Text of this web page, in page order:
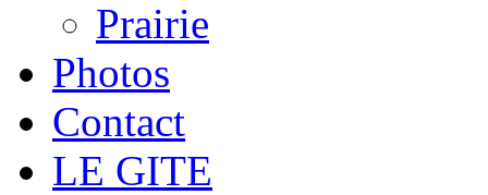
Prairie
Photos
Contact
LE GITE